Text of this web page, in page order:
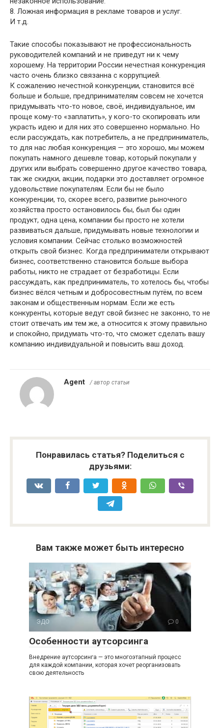
8. Ложная информация в рекламе товаров и услуг.
И т.д.
Такие способы показывают не профессиональность
руководителей компаний и не приведут ни к чему
хорошему. На территории России нечестная конкуренция
часто очень близко связанна с коррупцией.
К сожалению нечестной конкуренции, становится всё
больше и больше, предпринимателям совсем не хочется
придумывать что-то новое, своё, индивидуальное, им
проще кому-то «заплатить», у кого-то скопировать или
украсть идею и для них это совершенно нормально. Но
если рассуждать, как потребитель, а не предприниматель,
то для нас любая конкуренция — это хорошо, мы можем
покупать намного дешевле товар, который покупали у
других или выбрать совершенно другое качество товара,
так же скидки, акции, подарки это доставляет огромное
удовольствие покупателям. Если бы не было
конкуренции, то, скорее всего, развитие рыночного
хозяйства просто остановилось бы, был бы один
продукт, одна цена, компании бы просто не хотели
развиваться дальше, придумывать новые технологии и
условия компании. Сейчас столько возможностей
открыть свой бизнес. Когда предприниматели открывают
бизнес, соответственно становится больше выбора
работы, никто не страдает от безработицы. Если
рассуждать, как предприниматель, то хотелось бы, чтобы
бизнес вёлся четным и добросовестным путём, по всем
законам и общественным нормам. Если же есть
конкуренты, которые ведут свой бизнес не законно, то не
стоит отвечать им тем же, а относится к этому правильно
и спокойно, придумать что-то, что сможет сделать вашу
компанию индивидуальной и повысить ваш доход.
Agent / автор статьи
Понравилась статья? Поделиться с
друзьями:
Вам также может быть интересно
ЭДО 0
Особенности аутсорсинга
Внедрение аутсорсинга — это многоэтапный процесс
для каждой компании, которая хочет реорганизовать
свою деятельность